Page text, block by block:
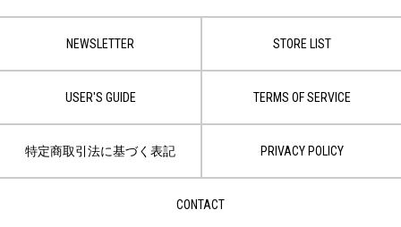
NEWSLETTER STORE LIST
USER'S GUIDE TERMS OF SERVICE
特定商取引法に基づく表記 PRIVACY POLICY
CONTACT